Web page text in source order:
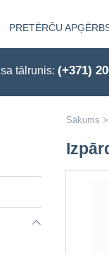
PRETĒRČU
tālrunis: (+371)
Sākums >